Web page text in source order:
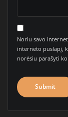
Noriu savo
interneto puslapį,
norėsiu parašyti